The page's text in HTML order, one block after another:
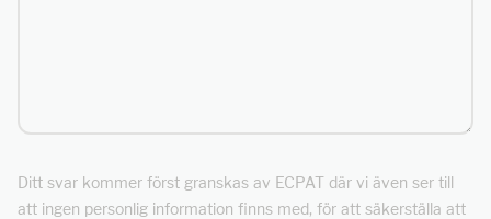
Ditt svar kommer först granskas av ECPAT där vi även ser till
att ingen personlig information finns med, för att säkerställa att